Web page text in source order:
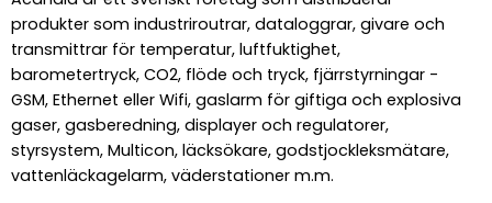
produkter som industriroutrar, dataloggrar, givare och
transmittrar för temperatur, luftfuktighet,
barometertryck, CO2, flöde och tryck, fjärrstyrningar -
GSM, Ethernet eller Wifi, gaslarm för giftiga och explosiva
gaser, gasberedning, displayer och regulatorer,
styrsystem, Multicon, läcksökare, godstjockleksmätare,
vattenläckagelarm, väderstationer m.m.